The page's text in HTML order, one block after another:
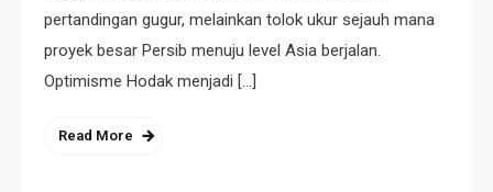
pertandingan gugur, melainkan tolok ukur sejauh mana
proyek besar Persib menuju level Asia berjalan.
Optimisme Hodak menjadi […]
Read More